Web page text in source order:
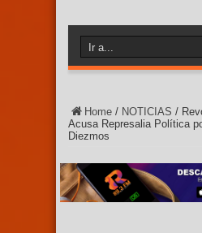
Home / NOTICIAS /
Acusa Represalia Política
Diezmos